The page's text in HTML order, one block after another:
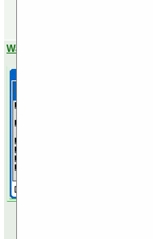
WarpSpeed